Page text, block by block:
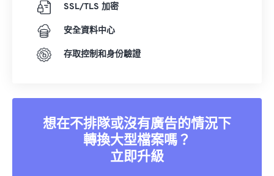
SSL/TLS 加密
安全資料中心
存取控制和身份驗證
想在不排隊或沒有廣告的情況下
轉換大型檔案嗎？
立即升級